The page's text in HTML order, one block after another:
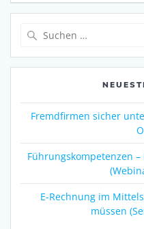
Fremdfirmen sicher
Führungskompetenzen
E-Rechnung im
müssen